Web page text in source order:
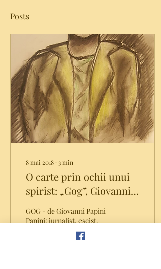
Posts
8 mai 2018 ∙ 3 min
O carte prin ochii unui
spirist: „Gog”, Giovanni
Papini
GOG - de Giovanni Papini
Papini: jurnalist, eseist,
critic literar și poet Italian,
s-a născut în Florența în